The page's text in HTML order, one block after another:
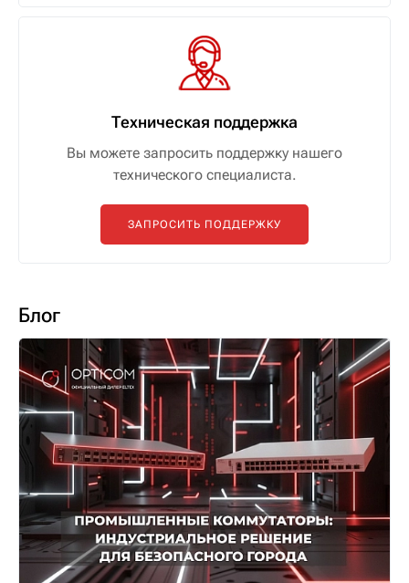
Техническая поддержка
Вы можете запросить поддержку нашего
технического специалиста.
ЗАПРОСИТЬ ПОДДЕРЖКУ
Блог